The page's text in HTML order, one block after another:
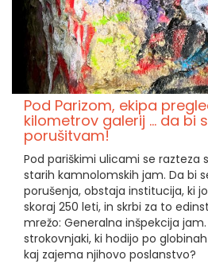
Pod Parizom, ekipa
kilometrov galerij ... da bi
porušitvam!
Pod pariškimi ulicami se razteza
starih kamnolomskih jam. Da bi
porušenja, obstaja institucija, ki
skoraj 250 leti, in skrbi za to
mrežo: Generalna inšpekcija
strokovnjaki, ki hodijo po
kaj zajema njihovo poslanstvo?